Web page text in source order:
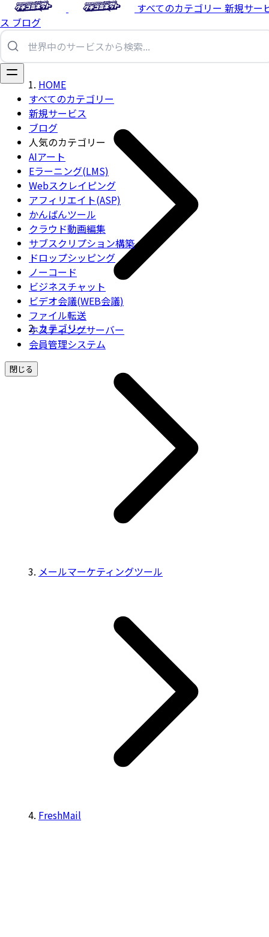
すべてのカテゴリー 新規サー
ス ブログ
すべてのカテゴリー
新規サービス
ブログ
人気のカテゴリー
AIアート
Eラーニング(LMS)
Webスクレイピング
アフィリエイト(ASP)
かんばんツール
クラウド動画編集
サブスクリプション構築
ドロップシッピング
ノーコード
ビジネスチャット
ビデオ会議(WEB会議)
ファイル転送
ホスティングサーバー
会員管理システム
閉じる
HOME
カテゴリー
メールマーケティングツール
FreshMail